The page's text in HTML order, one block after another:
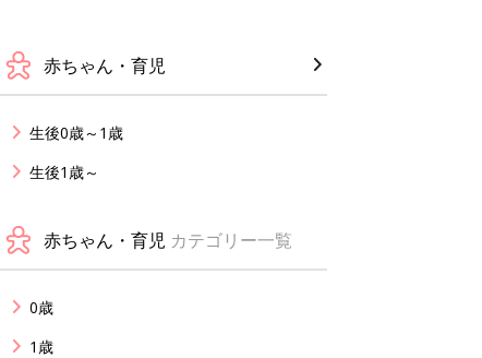
赤ちゃん・育児
生後0歳～1歳
生後1歳～
赤ちゃん・育児 カテゴリー一覧
0歳
1歳